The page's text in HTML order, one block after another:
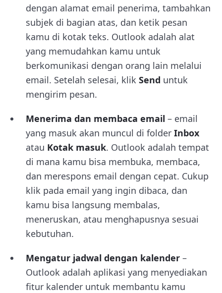
dengan alamat email penerima, tambahkan
subjek di bagian atas, dan ketik pesan
kamu di kotak teks. Outlook adalah alat
yang memudahkan kamu untuk
berkomunikasi dengan orang lain melalui
email. Setelah selesai, klik Send untuk
mengirim pesan.
Menerima dan membaca email – email
yang masuk akan muncul di folder Inbox
atau Kotak masuk. Outlook adalah tempat
di mana kamu bisa membuka, membaca,
dan merespons email dengan cepat. Cukup
klik pada email yang ingin dibaca, dan
kamu bisa langsung membalas,
meneruskan, atau menghapusnya sesuai
kebutuhan.
Mengatur jadwal dengan kalender –
Outlook adalah aplikasi yang menyediakan
fitur kalender untuk membantu kamu